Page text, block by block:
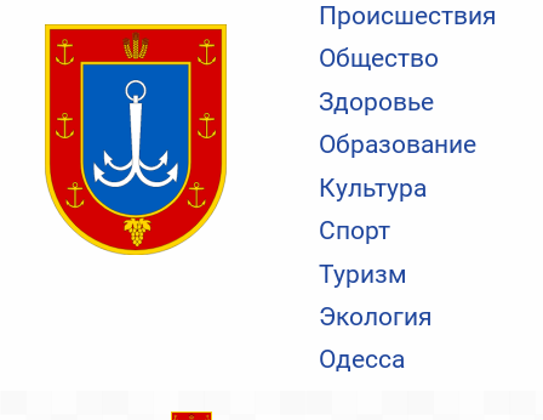
Происшествия
Общество
Здоровье
Образование
Культура
Спорт
Туризм
Экология
Одесса